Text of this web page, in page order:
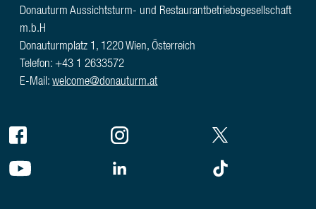
Donauturm Aussichtsturm- und Restaurantbetriebsgesellschaft
m.b.H
Donauturmplatz 1, 1220 Wien, Österreich
Telefon: +43 1 2633572
E-Mail:welcome@donauturm.at